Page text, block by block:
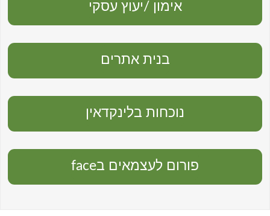
אימון /יעוץ עסקי
בנית אתרים
נוכחות בלינקדאין
פורום לעצמאים בface